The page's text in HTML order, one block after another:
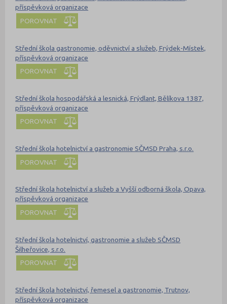
příspěvková organizace
POROVNAT
Střední škola gastronomie, oděvnictví a služeb, Frýdek-Místek,
příspěvková organizace
POROVNAT
Střední škola hospodářská a lesnická, Frýdlant, Bělíkova 1387,
příspěvková organizace
POROVNAT
Střední škola hotelnictví a gastronomie SČMSD Praha, s.r.o.
POROVNAT
Střední škola hotelnictví a služeb a Vyšší odborná škola, Opava,
příspěvková organizace
POROVNAT
Střední škola hotelnictví, gastronomie a služeb SČMSD
Šilheřovice, s.r.o.
POROVNAT
Střední škola hotelnictví, řemesel a gastronomie, Trutnov,
příspěvková organizace